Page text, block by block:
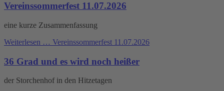
Vereinssommerfest 11.07.2026
eine kurze Zusammenfassung
Weiterlesen … Vereinssommerfest 11.07.2026
36 Grad und es wird noch heißer
der Storchenhof in den Hitzetagen